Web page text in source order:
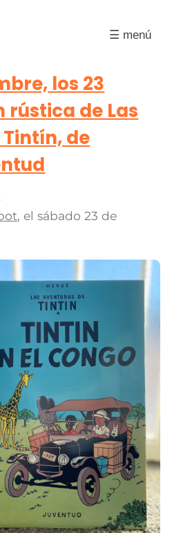
☰ menú
los 23
rústica de Las
de
, elsábado 23 de